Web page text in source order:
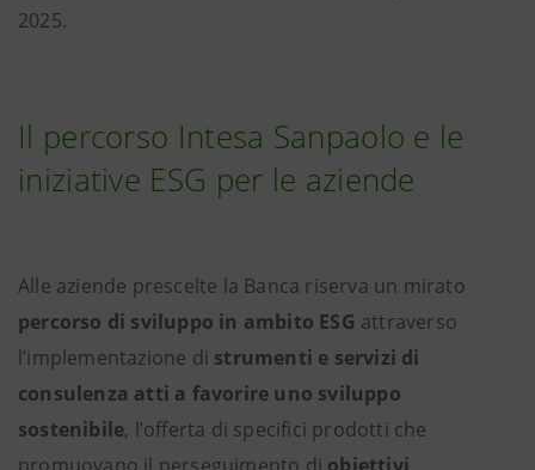
2025.
Il percorso Intesa Sanpaolo e le
iniziative ESG per le aziende
Alle aziende prescelte la Banca riserva un mirato
percorso di sviluppo in ambito ESG attraverso
l’implementazione di strumenti e servizi di
consulenza atti a favorire uno sviluppo
sostenibile, l’offerta di specifici prodotti che